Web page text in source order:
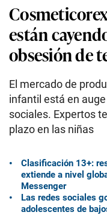
están
obsesión de
El mercado de
infantil está en
sociales. Expertos
plazo en las niñas
Clasificación 13+:
extiende a nivel
Messenger
Las redes sociales
adolescentes de